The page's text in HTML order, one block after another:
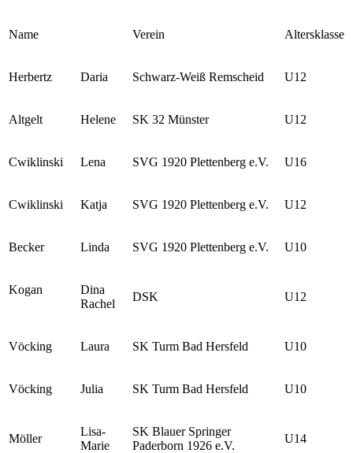
Name Verein Altersklasse
Herbertz Daria Schwarz-Weiß Remscheid U12
Altgelt Helene SK 32 Münster U12
Cwiklinski Lena SVG 1920 Plettenberg e.V. U16
Cwiklinski Katja SVG 1920 Plettenberg e.V. U12
Becker Linda SVG 1920 Plettenberg e.V. U10
Kogan
Dina
Rachel
DSK U12
Vöcking Laura SK Turm Bad Hersfeld U10
Vöcking Julia SK Turm Bad Hersfeld U10
Möller
Lisa-
Marie
SK Blauer Springer
Paderborn 1926 e.V.
U14